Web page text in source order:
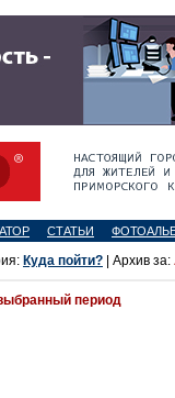
СТАТЬИ
Куда пойти? | Архив за:
период